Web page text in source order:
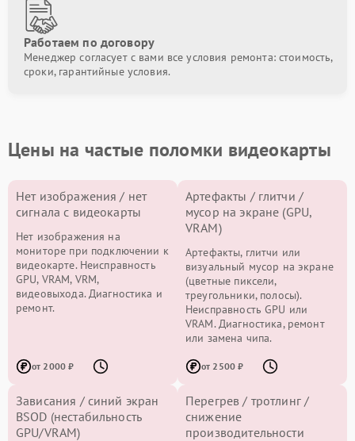
Работаем по договору
Менеджер согласует с вами все условия ремонта: стоимость,
сроки, гарантийные условия.
Цены на частые поломки видеокарты
Нет изображения / нет
сигнала с видеокарты
Нет изображения на
мониторе при подключении к
видеокарте. Неисправность
GPU, VRAM, VRM,
видеовыхода. Диагностика и
ремонт.
от 2000 ₽
Артефакты / глитчи /
мусор на экране (GPU,
VRAM)
Артефакты, глитчи или
визуальный мусор на экране
(цветные пиксели,
треугольники, полосы).
Неисправность GPU или
VRAM. Диагностика, ремонт
или замена чипа.
от 2500 ₽
Зависания / синий экран
BSOD (нестабильность
GPU/VRAM)
Перегрев / тротлинг /
снижение
производительности